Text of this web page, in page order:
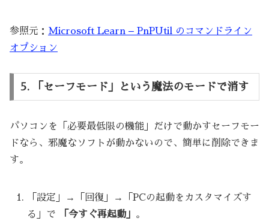
参照元： Microsoft Learn – PnPUtil のコマンドライン
オプション
5. 「セーフモード」という魔法のモードで消す
パソコンを「必要最低限の機能」だけで動かすセーフモー
ドなら、邪魔なソフトが動かないので、簡単に削除できま
す。
「設定」→「回復」→「PCの起動をカスタマイズす
る」で
「今すぐ再起動」 。